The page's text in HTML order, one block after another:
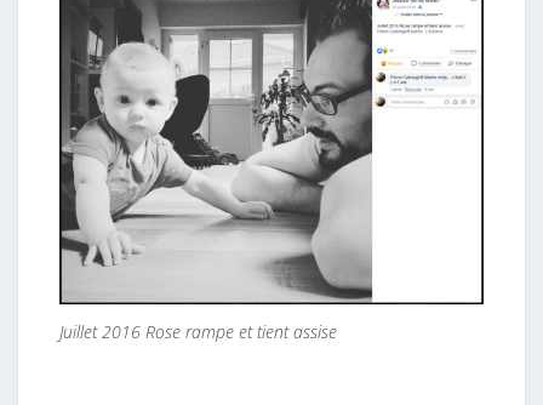
Juillet 2016 Rose rampe et tient assise